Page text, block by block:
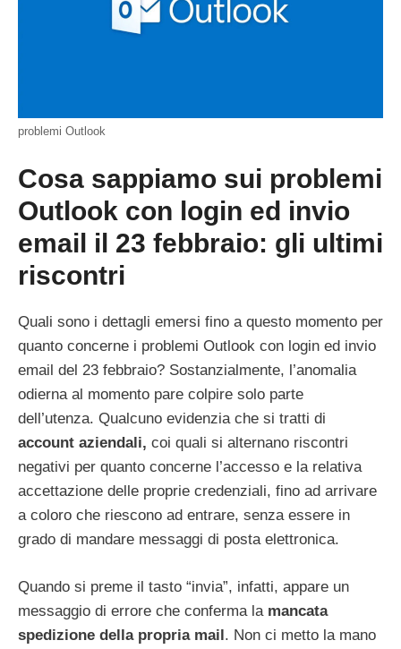
problemi Outlook
Cosa sappiamo sui problemi
Outlook con login ed invio
email il 23 febbraio: gli ultimi
riscontri
Quali sono i dettagli emersi fino a questo momento per
quanto concerne i problemi Outlook con login ed invio
email del 23 febbraio? Sostanzialmente, l’anomalia
odierna al momento pare colpire solo parte
dell’utenza. Qualcuno evidenzia che si tratti di
account aziendali, coi quali si alternano riscontri
negativi per quanto concerne l’accesso e la relativa
accettazione delle proprie credenziali, fino ad arrivare
a coloro che riescono ad entrare, senza essere in
grado di mandare messaggi di posta elettronica.
Quando si preme il tasto “invia”, infatti, appare un
messaggio di errore che conferma la mancata
spedizione della propria mail. Non ci metto la mano